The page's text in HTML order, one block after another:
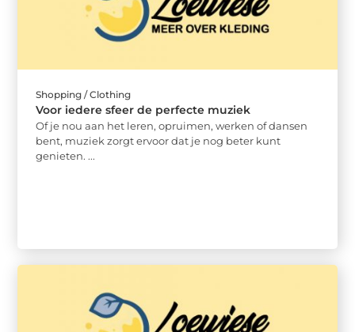
Shopping / Clothing
Voor iedere sfeer de perfecte muziek
Of je nou aan het leren, opruimen, werken of dansen
bent, muziek zorgt ervoor dat je nog beter kunt
genieten. ...